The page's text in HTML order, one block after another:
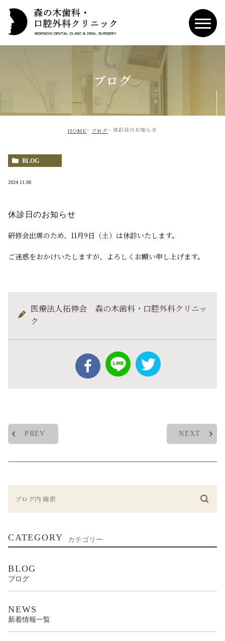
ブログ
HOME ブログ 休診日のお知らせ
BLOG
2024.11.08
休診日のお知らせ
研修会出席のため、11月9日（土）は休診いたします。
ご迷惑をおかけいたしますが、よろしくお願い申し上げます。
医療法人拓伸会 森の木歯科・口腔外科クリニッ
ク
PREV NEXT
CATEGORY カテゴリー
BLOG
ブログ
NEWS
新着情報一覧